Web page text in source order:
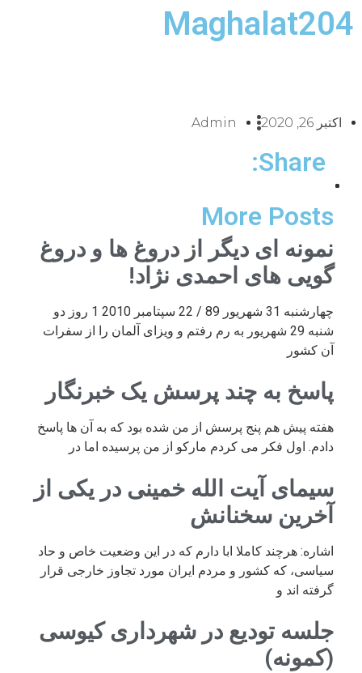
Maghalat204
اکتبر 26, 2020 Admin
Share:
More Posts
نمونه ای دیگر از دروغ ها و دروغ
گویی های احمدی نژاد!
چهارشنبه 31 شهریور 89 / 22 سپتامبر 2010 1 روز دو
شنبه 29 شهریور به رم رفتم و ویزای آلمان را از سفرات
آن کشور
پاسخ به چند پرسش یک خبرنگار
هفته پیش هم پنج پرسش از من شده بود که به آن ها پاسخ
دادم. اول فکر می کردم مارکو از من پرسیده اما در
سیمای آیت الله خمینی در یکی از
آخرین سخنانش
اشاره: هرچند کاملا ابا دارم که در این وضعیت خاص و حاد
سیاسی، که کشور و مردم ایران مورد تجاوز خارجی قرار
گرفته اند و
جلسه تودیع در شهرداری کیوسی
(کمونه)